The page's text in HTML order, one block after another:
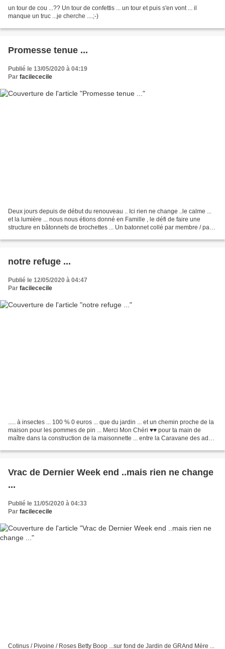
un tour de cou ...?? Un tour de confettis ... un tour et puis s'en vont ... il
manque un truc ...je cherche ....;-)
Promesse tenue ...
Publié le 13/05/2020 à 04:19
Par facilececile
Deux jours depuis de début du renouveau .. Ici rien ne change ..le calme ...
et la lumière ... nous nous étions donné en Famille , le défi de faire une
structure en bâtonnets de brochettes ... Un batonnet collé par membre / par
notre refuge ...
Publié le 12/05/2020 à 04:47
Par facilececile
..... à insectes ... 100 % 0 euros ... que du jardin ... et un chemin proche de la
maison pour les pommes de pin ... Merci Mon Chéri ♥♥ pour ta main de
maître dans la construction de la maisonnette ... entre la Caravane des ados
Vrac de Dernier Week end ..mais rien ne change
...
Publié le 11/05/2020 à 04:33
Par facilececile
Cotinus / Pivoine / Roses Betty Boop ...sur fond de Jardin de GRAnd Mère ...